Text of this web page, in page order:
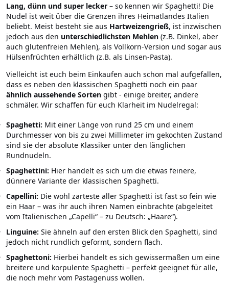
Lang, dünn und super lecker – so kennen wir Spaghetti! Die
Nudel ist weit über die Grenzen ihres Heimatlandes Italien
beliebt. Meist besteht sie aus Hartweizengrieß, ist inzwischen
jedoch aus den unterschiedlichsten Mehlen (z.B. Dinkel, aber
auch glutenfreien Mehlen), als Vollkorn-Version und sogar aus
Hülsenfrüchten erhältlich (z.B. als Linsen-Pasta).
Vielleicht ist euch beim Einkaufen auch schon mal aufgefallen,
dass es neben den klassischen Spaghetti noch ein paar
ähnlich aussehende Sorten gibt - einige breiter, andere
schmäler. Wir schaffen für euch Klarheit im Nudelregal:
Spaghetti: Mit einer Länge von rund 25 cm und einem
Durchmesser von bis zu zwei Millimeter im gekochten Zustand
sind sie der absolute Klassiker unter den länglichen
Rundnudeln.
Spaghettini: Hier handelt es sich um die etwas feinere,
dünnere Variante der klassischen Spaghetti.
Capellini: Die wohl zarteste aller Spaghetti ist fast so fein wie
ein Haar – was ihr auch ihren Namen einbrachte (abgeleitet
vom Italienischen „Capelli“ – zu Deutsch: „Haare“).
Linguine: Sie ähneln auf den ersten Blick den Spaghetti, sind
jedoch nicht rundlich geformt, sondern flach.
Spaghettoni: Hierbei handelt es sich gewissermaßen um eine
breitere und korpulente Spaghetti – perfekt geeignet für alle,
die noch mehr vom Pastagenuss wollen.